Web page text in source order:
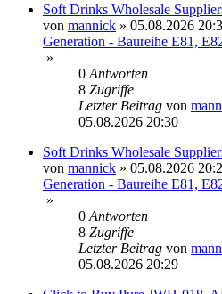
Soft Drinks Wholesale
von mannick » 05.08.2026
Generation - Baureihe E81,
»
0 Antworten
8 Zugriffe
Letzter Beitrag von
05.08.2026 20:30
Soft Drinks Wholesale
von mannick » 05.08.2026
Generation - Baureihe E81,
»
0 Antworten
8 Zugriffe
Letzter Beitrag von
05.08.2026 20:29